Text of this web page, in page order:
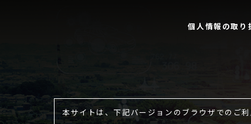
個人情報の取り
本サイトは、下記バージョンのブラウザでのご利